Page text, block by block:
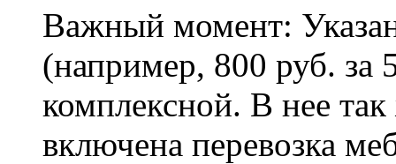
Важный момент:
(например, 800 руб. за
комплексной. В нее
включена перевозка